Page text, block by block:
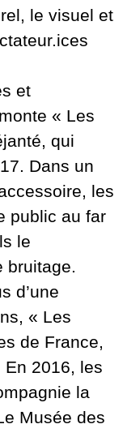
le visuel et
et
« Les
qui
Dans un
les
public au far
le
bruitage.
d’une
« Les
de France,
2016, les
la
Musée des